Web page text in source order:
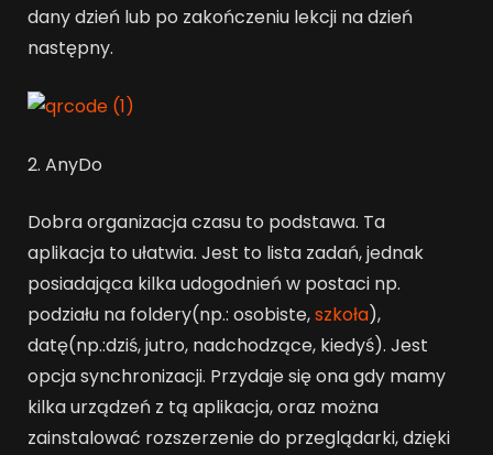
dany dzień lub po zakończeniu lekcji na dzień
następny.
2. AnyDo
Dobra organizacja czasu to podstawa. Ta
aplikacja to ułatwia. Jest to lista zadań, jednak
posiadająca kilka udogodnień w postaci np.
podziału na foldery(np.: osobiste,szkoła),
datę(np.:dziś, jutro, nadchodzące, kiedyś). Jest
opcja synchronizacji. Przydaje się ona gdy mamy
kilka urządzeń z tą aplikacja, oraz można
zainstalować rozszerzenie do przeglądarki, dzięki